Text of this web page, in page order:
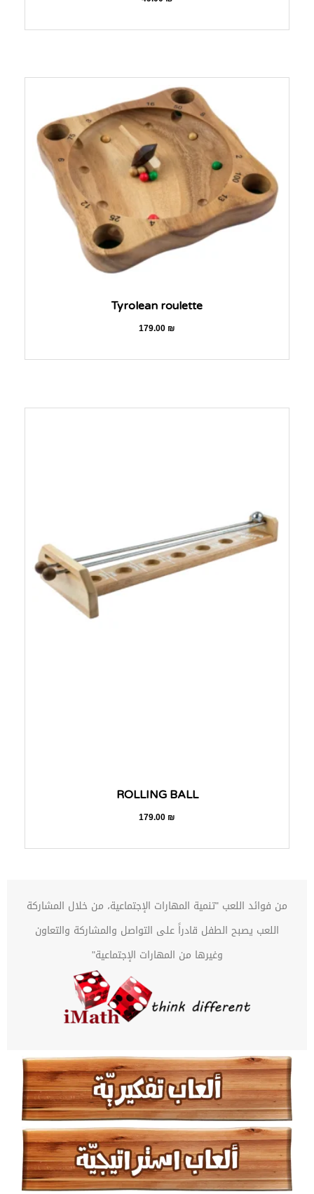
Tyrolean roulette
179.00₪
ROLLING BALL
179.00₪
من فوائد اللعب "تنمية المهارات الإجتماعية، من خلال المشاركة
اللعب يصبح الطفل قادراً على التواصل والمشاركة والتعاون
وغيرها من المهارات الإجتماعية"